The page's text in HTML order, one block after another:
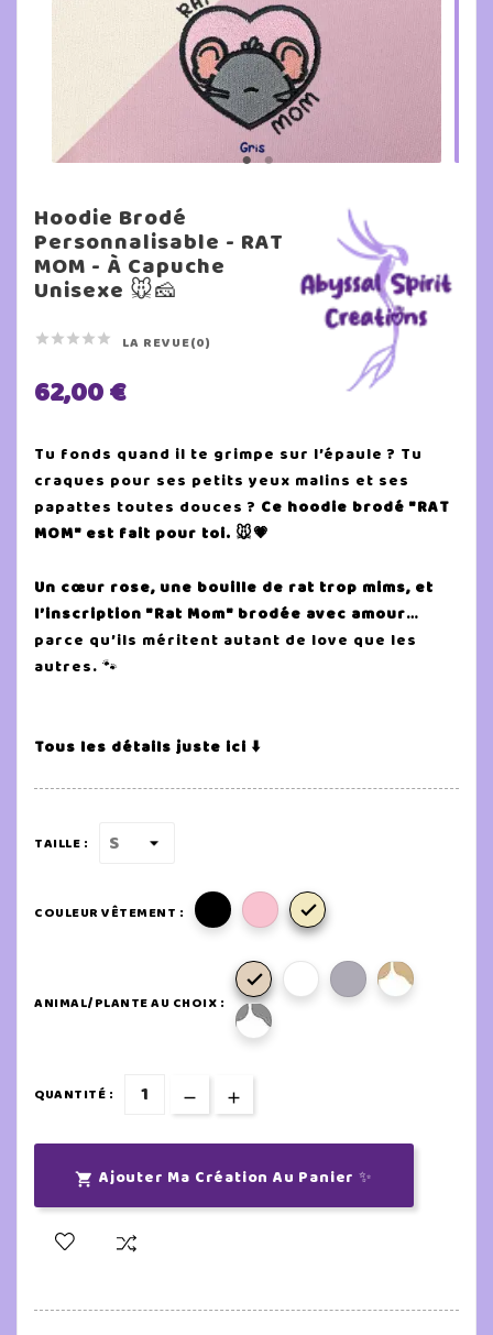
Hoodie Brodé
Personnalisable - RAT
MOM - À Capuche
Unisexe 🐭🧀
     LA REVUE(0)
62,00 €
Tu fonds quand il te grimpe sur l’épaule ? Tu
craques pour ses petits yeux malins et ses
papattes toutes douces ? Ce hoodie brodé "RAT
MOM" est fait pour toi. 🐭💗
Un cœur rose, une bouille de rat trop mims, et
l’inscription "Rat Mom" brodée avec amour…
parce qu’ils méritent autant de love que les
autres. 🐾
Tous les détails juste ici ⬇️
TAILLE :
COULEUR VÊTEMENT : 
ANIMAL/PLANTE AU CHOIX :

QUANTITÉ :
 Ajouter Ma Création Au Panier ✨